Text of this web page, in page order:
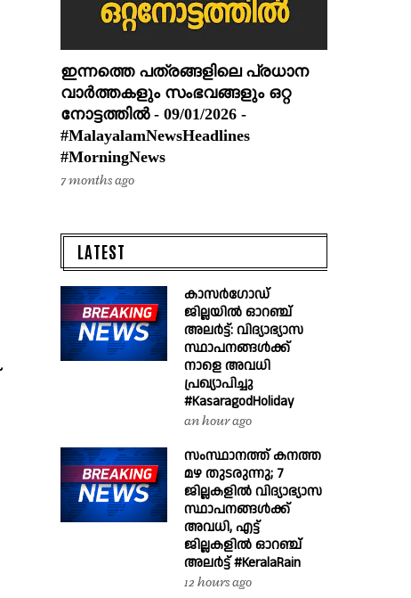
ഇന്നത്തെ പത്രങ്ങളിലെ പ്രധാന
വാർത്തകളും സംഭവങ്ങളും ഒറ്റ
നോട്ടത്തിൽ - 09/01/2026 -
#MalayalamNewsHeadlines
#MorningNews
7 months ago
LATEST
കാസർഗോഡ്
ജില്ലയിൽ ഓറഞ്ച്
അലർട്ട്: വിദ്യാഭ്യാസ
സ്ഥാപനങ്ങൾക്ക്
നാളെ അവധി
പ്രഖ്യാപിച്ചു
#KasaragodHoliday
an hour ago
സംസ്ഥാനത്ത് കനത്ത
മഴ തുടരുന്നു; 7
ജില്ലകളിൽ വിദ്യാഭ്യാസ
സ്ഥാപനങ്ങൾക്ക്
അവധി, എട്ട്
ജില്ലകളിൽ ഓറഞ്ച്
അലർട്ട് #KeralaRain
12 hours ago